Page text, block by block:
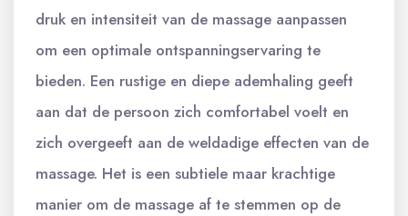
druk en intensiteit van de massage aanpassen
om een optimale ontspanningservaring te
bieden. Een rustige en diepe ademhaling geeft
aan dat de persoon zich comfortabel voelt en
zich overgeeft aan de weldadige effecten van de
massage. Het is een subtiele maar krachtige
manier om de massage af te stemmen op de